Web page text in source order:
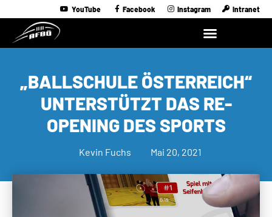
YouTube Facebook Instagram Intranet
„BALLSCHULE ÖSTERREICH“
UNTERSTÜTZT DAS RE-
OPENING DES SPORTS
Kevin Fuchs Mai 20, 2021